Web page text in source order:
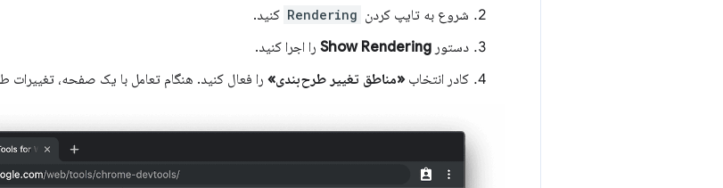
شروع به تایپ کردن Rendering کنید.
دستور Show Rendering را اجرا کنید.
کادر انتخاب «مناطق تغییر طرح‌بندی» را فعال کنید. هنگام تعامل با یک صفحه،